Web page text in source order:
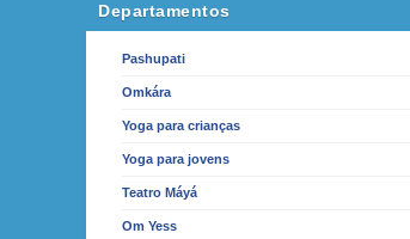
Departamentos
Pashupati
Omkára
Yoga para crianças
Yoga para jovens
Teatro Máyá
Om Yess